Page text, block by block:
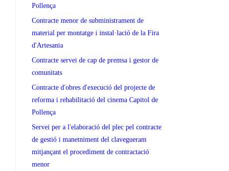
Pollença
Contracte menor de subministrament de
material per montatge i instal·lació de la Fira
d'Artesania
Contracte servei de cap de premsa i gestor de
comunitats
Contracte d'obres d'execució del projecte de
reforma i rehabilitació del cinema Capitol de
Pollença
Servei per a l'elaboració del plec pel contracte
de gestió i manetniment del clavegueram
mitjançant el procediment de contractació
menor